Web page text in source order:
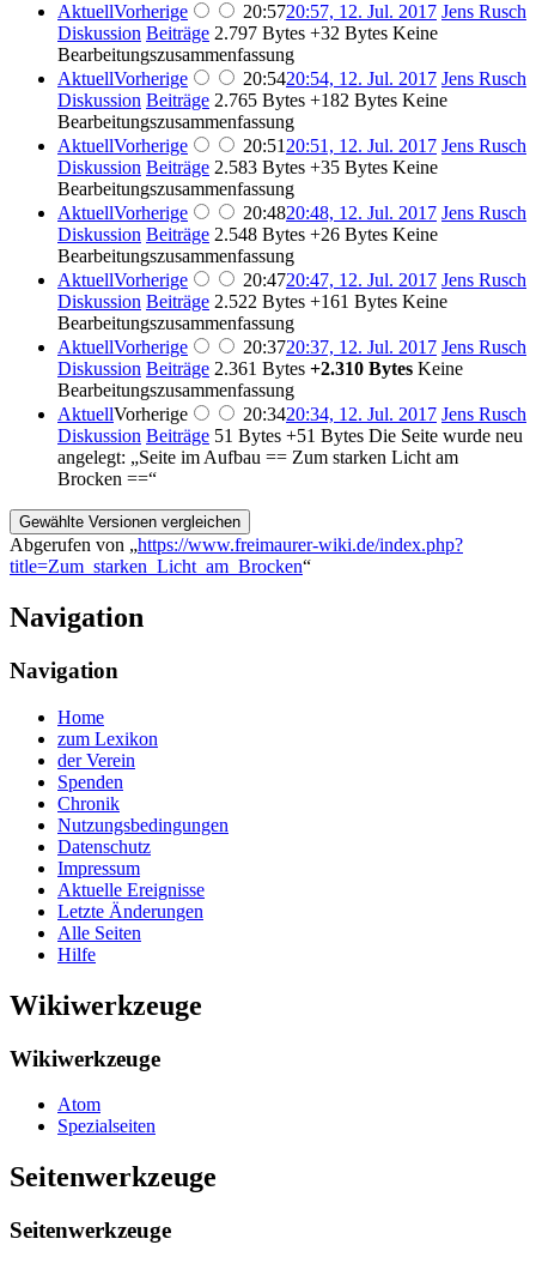
AktuellVorherige 20:5720:57, 12. Jul. 2017 Jens Rusch
Diskussion Beiträge 2.797 Bytes +32 Bytes Keine
Bearbeitungszusammenfassung
AktuellVorherige 20:5420:54, 12. Jul. 2017 Jens Rusch
Diskussion Beiträge 2.765 Bytes +182 Bytes Keine
Bearbeitungszusammenfassung
AktuellVorherige 20:51 20:51, 12. Jul. 2017 Jens Rusch
Diskussion Beiträge 2.583 Bytes +35 Bytes Keine
Bearbeitungszusammenfassung
AktuellVorherige 20:4820:48, 12. Jul. 2017 Jens Rusch
Diskussion Beiträge 2.548 Bytes +26 Bytes Keine
Bearbeitungszusammenfassung
AktuellVorherige 20:4720:47, 12. Jul. 2017 Jens Rusch
Diskussion Beiträge 2.522 Bytes +161 Bytes Keine
Bearbeitungszusammenfassung
AktuellVorherige 20:3720:37, 12. Jul. 2017 Jens Rusch
Diskussion Beiträge 2.361 Bytes +2.310 Bytes Keine
Bearbeitungszusammenfassung
AktuellVorherige 20:3420:34, 12. Jul. 2017 Jens Rusch
Diskussion Beiträge 51 Bytes +51 Bytes Die Seite wurde neu
angelegt: „Seite im Aufbau == Zum starken Licht am
Brocken ==“
Abgerufen von „https://www.freimaurer-wiki.de/index.php?
title=Zum_starken_Licht_am_Brocken“
Navigation
Navigation
Home
zum Lexikon
der Verein
Spenden
Chronik
Nutzungsbedingungen
Datenschutz
Impressum
Aktuelle Ereignisse
Letzte Änderungen
Alle Seiten
Hilfe
Wikiwerkzeuge
Wikiwerkzeuge
Atom
Spezialseiten
Seitenwerkzeuge
Seitenwerkzeuge